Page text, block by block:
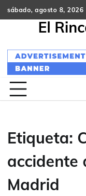
Skip
to
sábado, agosto 8, 2026
El
Etiqueta:
accidente
Madrid